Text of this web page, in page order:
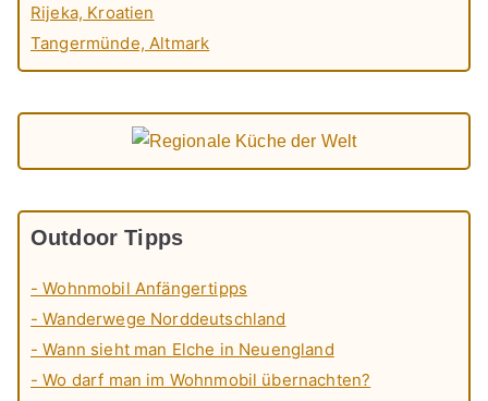
Rijeka, Kroatien
Tangermünde, Altmark
Outdoor Tipps
- Wohnmobil Anfängertipps
- Wanderwege Norddeutschland
- Wann sieht man Elche in Neuengland
- Wo darf man im Wohnmobil übernachten?